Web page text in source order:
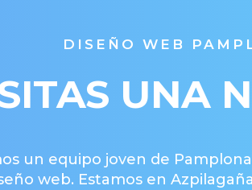
DISEÑO WEB
UNA
un equipo joven de
web. Estamos en